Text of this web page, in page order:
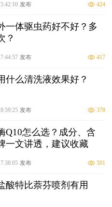
发布 424
一体驱虫药好不好？多
？
发布 417
什么清洗液效果好？
发布 378
Q10怎么选？成分、含
一文讲透，建议收藏
发布 501
酸特比萘芬喷剂有用